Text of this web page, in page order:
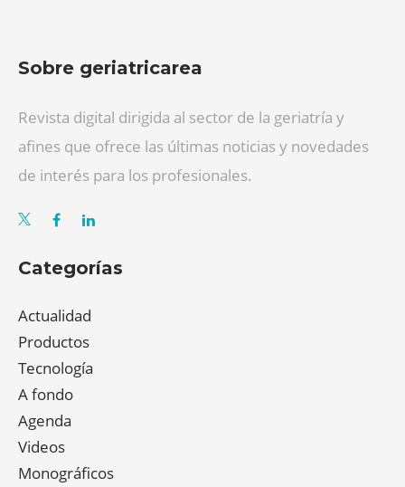
Sobre geriatricarea
Revista digital dirigida al sector de la geriatría y
afines que ofrece las últimas noticias y novedades
de interés para los profesionales.
Categorías
Actualidad
Productos
Tecnología
A fondo
Agenda
Videos
Monográficos